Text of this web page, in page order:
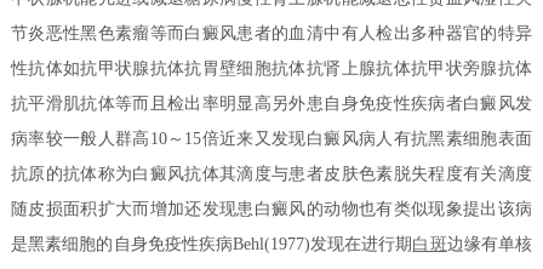
节炎恶性黑色素瘤等而白癜风患者的血清中有人检出多种器官的特异
性抗体如抗甲状腺抗体抗胃壁细胞抗体抗肾上腺抗体抗甲状旁腺抗体
抗平滑肌抗体等而且检出率明显高另外患自身免疫性疾病者白癜风发
病率较一般人群高10～15倍近来又发现白癜风病人有抗黑素细胞表面
抗原的抗体称为白癜风抗体其滴度与患者皮肤色素脱失程度有关滴度
随皮损面积扩大而增加还发现患白癜风的动物也有类似现象提出该病
是黑素细胞的自身免疫性疾病Behl(1977)发现在进行期 白斑边缘有单核